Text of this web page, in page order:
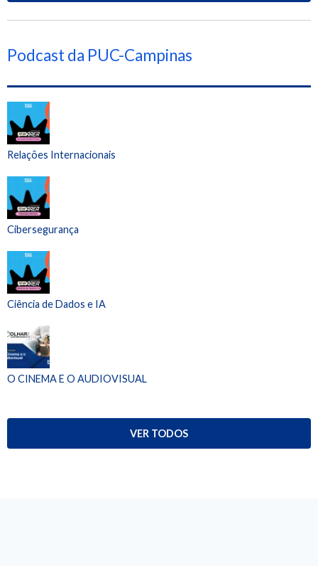
Podcast da PUC-Campinas
Relações Internacionais
Cibersegurança
Ciência de Dados e IA
O CINEMA E O AUDIOVISUAL
VER TODOS